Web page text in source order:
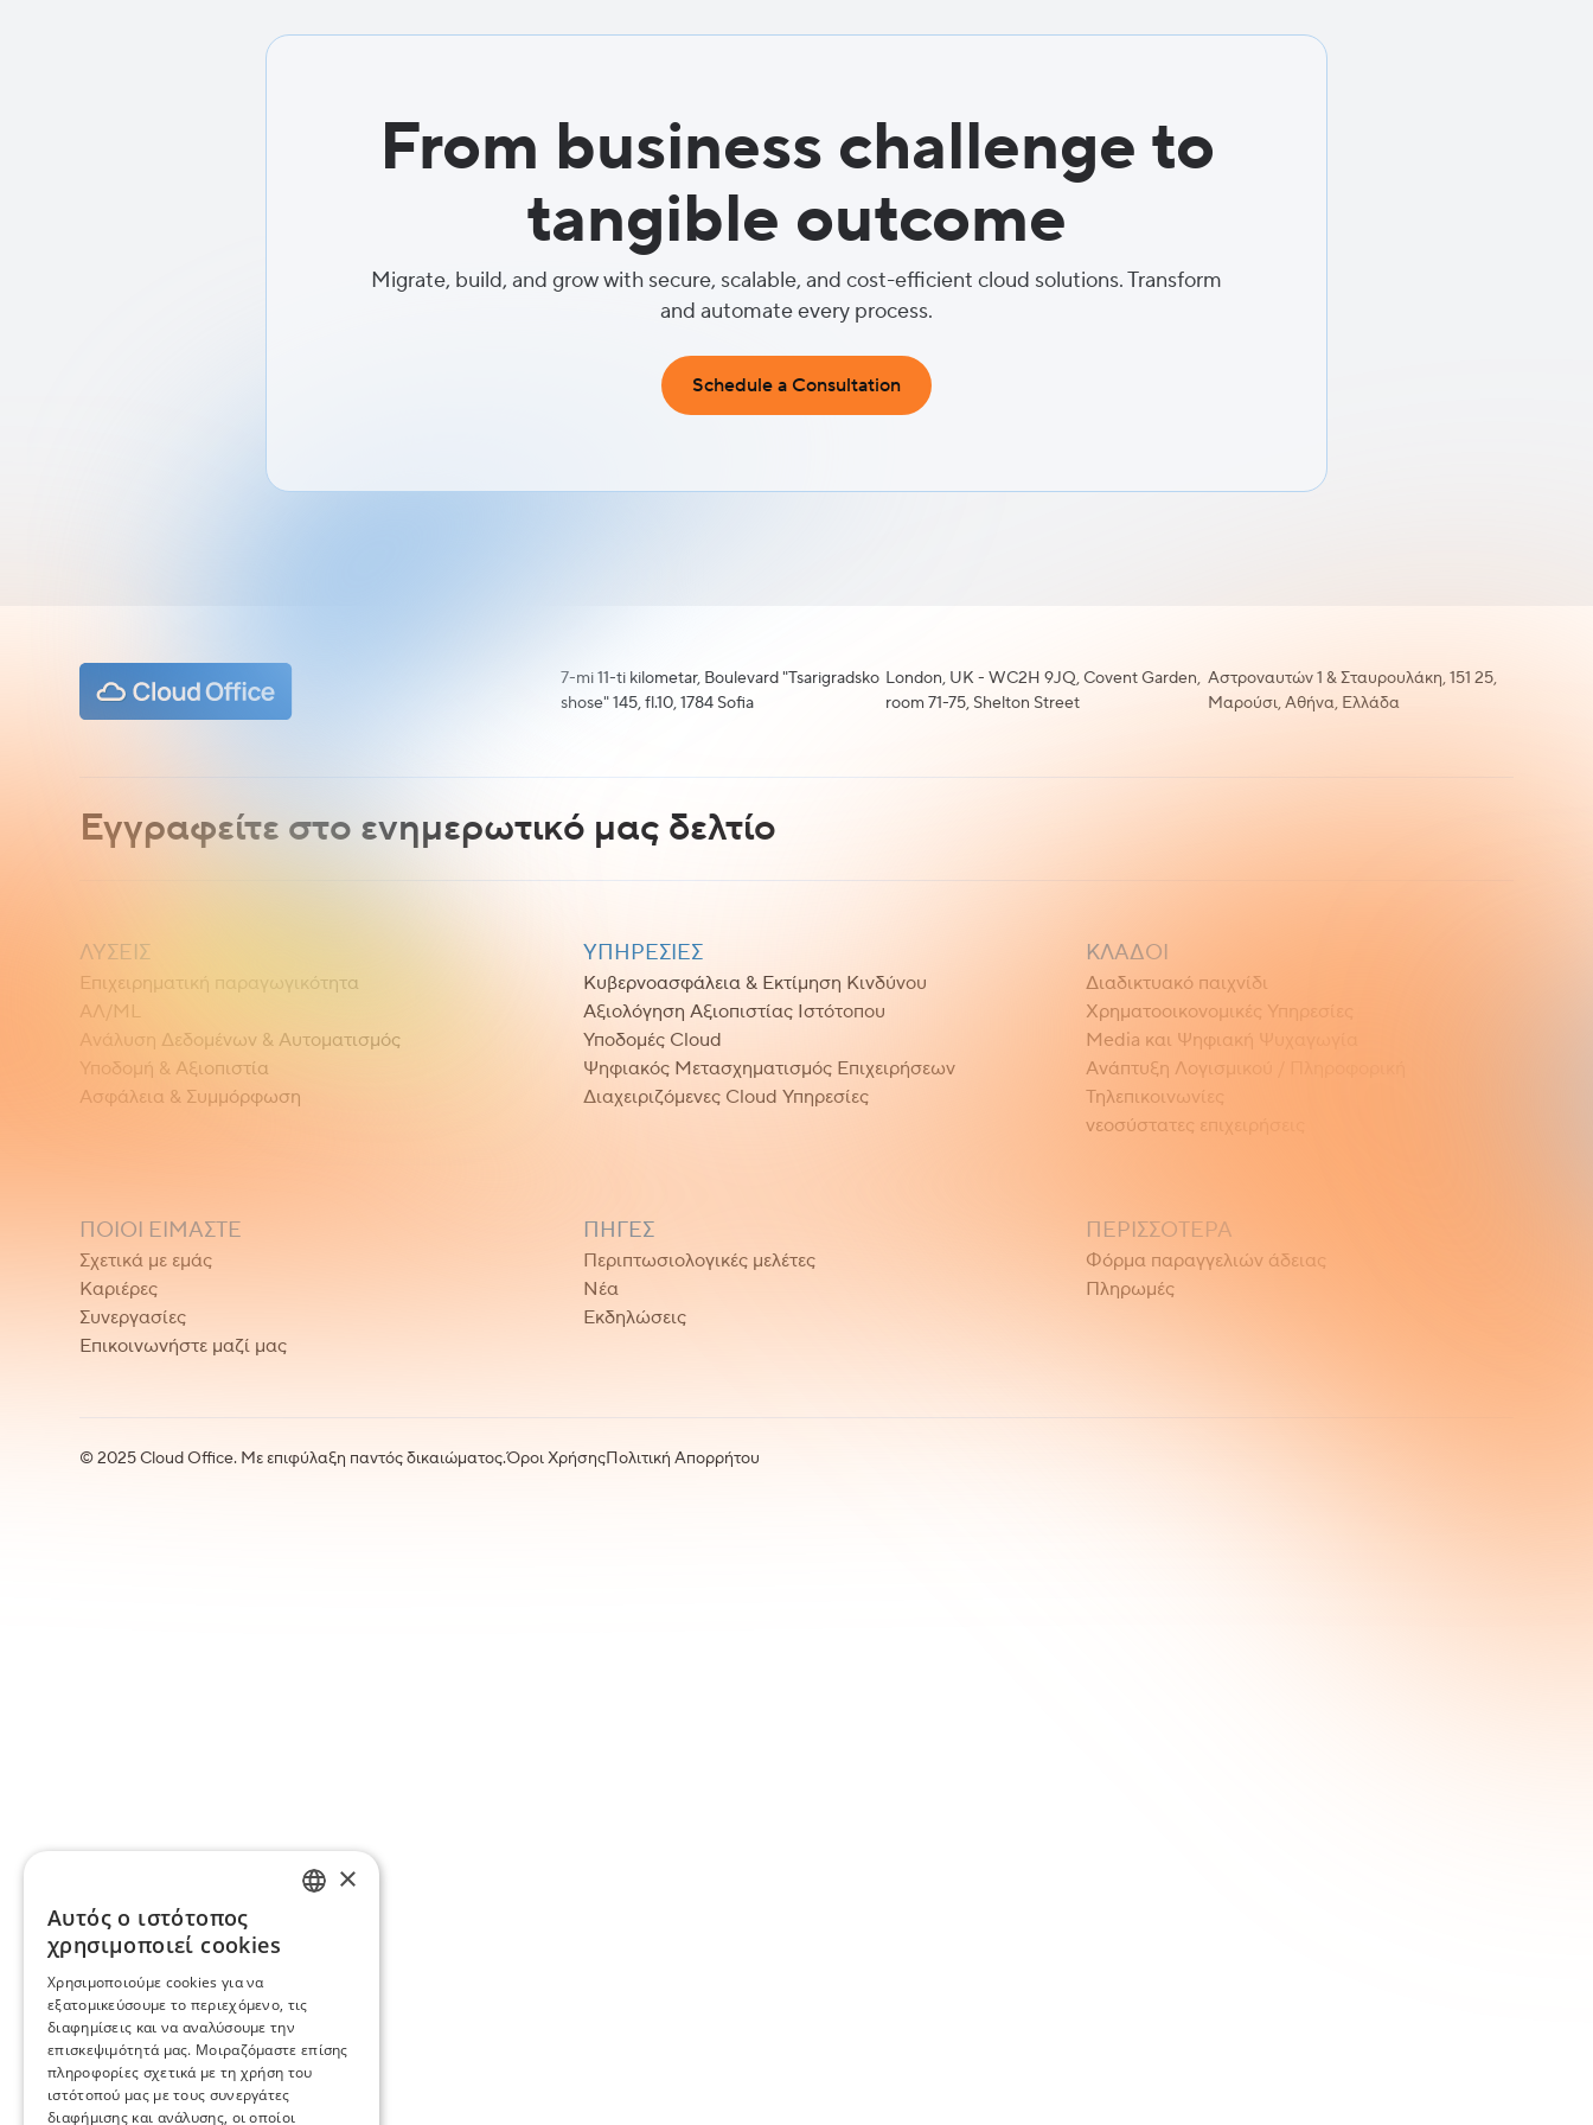
From business challenge to
tangible outcome
Migrate, build, and grow with secure, scalable, and cost-efficient cloud solutions. Transform
and automate every process.
Schedule a Consultation
7-mi 11-ti kilometar, Boulevard "Tsarigradsko
shose" 145, fl.10, 1784 Sofia
London, UK - WC2H 9JQ, Covent Garden,
room 71-75, Shelton Street
Αστροναυτών 1 & Σταυρουλάκη, 151 25,
Μαρούσι, Αθήνα, Ελλάδα
Εγγραφείτε στο ενημερωτικό μας δελτίο
ΛΎΣΕΙΣ
Επιχειρηματική παραγωγικότητα
ΑΛ/ML
Ανάλυση Δεδομένων & Αυτοματισμός
Υποδομή & Αξιοπιστία
Ασφάλεια & Συμμόρφωση
ΥΠΗΡΕΣΙΕΣ
Κυβερνοασφάλεια & Εκτίμηση Κινδύνου
Αξιολόγηση Αξιοπιστίας Ιστότοπου
Υποδομές Cloud
Ψηφιακός Μετασχηματισμός Επιχειρήσεων
Διαχειριζόμενες Cloud Υπηρεσίες
ΚΛΆΔΟΙ
Διαδικτυακό παιχνίδι
Χρηματοοικονομικές Υπηρεσίες
Media και Ψηφιακή Ψυχαγωγία
Ανάπτυξη Λογισμικού / Πληροφορική
Τηλεπικοινωνίες
νεοσύστατες επιχειρήσεις
ΠΟΙΟΙ ΕΊΜΑΣΤΕ
Σχετικά με εμάς
Καριέρες
Συνεργασίες
Επικοινωνήστε μαζί μας
ΠΗΓΈΣ
Περιπτωσιολογικές μελέτες
Νέα
Εκδηλώσεις
ΠΕΡΙΣΣΟΤΕΡΑ
Φόρμα παραγγελιών άδειας
Πληρωμές
© 2025 Cloud Office. Με επιφύλαξη παντός δικαιώματος.Όροι ΧρήσηςΠολιτική Απορρήτου
×
Αυτός ο ιστότοπος
χρησιμοποιεί cookies
Χρησιμοποιούμε cookies για να
εξατομικεύσουμε το περιεχόμενο, τις
διαφημίσεις και να αναλύσουμε την
επισκεψιμότητά μας. Μοιραζόμαστε επίσης
πληροφορίες σχετικά με τη χρήση του
ιστότοπού μας με τους συνεργάτες
διαφήμισης και ανάλυσης, οι οποίοι